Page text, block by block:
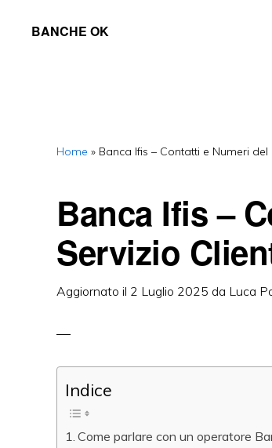
BANCHE OK
Finanziarie
Home » Banca Ifis – Contatti e Numeri del
Banca Ifis –
Servizio
Aggiornato il 2 Luglio 2025 da Luca
Indice
Come parlare con un operatore